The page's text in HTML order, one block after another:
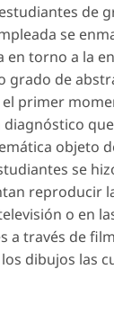
de
se
torno a la
de
primer
objeto
se
reproducir
o en
través de
dibujos las